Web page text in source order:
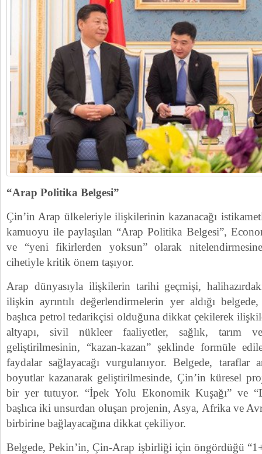
“Arap Politika Belgesi”
Çin’in Arap ülkeleriyle ilişkilerinin kazanacağı
kamuoyu ile paylaşılan “Arap Politika Belgesi”,
ve “yeni fikirlerden yoksun” olarak
cihetiyle kritik önem taşıyor.
Arap dünyasıyla ilişkilerin tarihi geçmişi,
ilişkin ayrıntılı değerlendirmelerin yer aldığı
başlıca petrol tedarikçisi olduğuna dikkat çekilerek
altyapı, sivil nükleer faaliyetler, sağlık, tarım
geliştirilmesinin, “kazan-kazan” şeklinde formüle
faydalar sağlayacağı vurgulanıyor. Belgede, taraflar
boyutlar kazanarak geliştirilmesinde, Çin’in küresel
bir yer tutuyor. “İpek Yolu Ekonomik Kuşağı” ve
başlıca iki unsurdan oluşan projenin, Asya, Afrika ve
birbirine bağlayacağına dikkat çekiliyor.
Belgede, Pekin’in, Çin-Arap işbirliği için öngördüğü